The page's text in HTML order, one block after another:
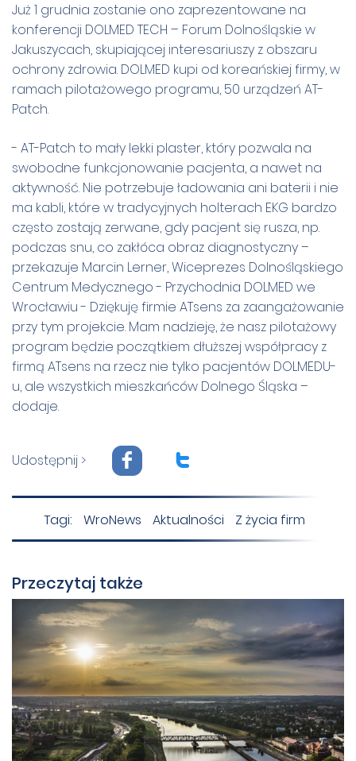
Już 1 grudnia zostanie ono zaprezentowane na
konferencji DOLMED TECH – Forum Dolnośląskie w
Jakuszycach, skupiającej interesariuszy z obszaru
ochrony zdrowia. DOLMED kupi od koreańskiej firmy, w
ramach pilotażowego programu, 50 urządzeń AT-
Patch.
- AT-Patch to mały lekki plaster, który pozwala na
swobodne funkcjonowanie pacjenta, a nawet na
aktywność. Nie potrzebuje ładowania ani baterii i nie
ma kabli, które w tradycyjnych holterach EKG bardzo
często zostają zerwane, gdy pacjent się rusza, np.
podczas snu, co zakłóca obraz diagnostyczny –
przekazuje Marcin Lerner, Wiceprezes Dolnośląskiego
Centrum Medycznego - Przychodnia DOLMED we
Wrocławiu - Dziękuję firmie ATsens za zaangażowanie
przy tym projekcie. Mam nadzieję, że nasz pilotażowy
program będzie początkiem dłuższej współpracy z
firmą ATsens na rzecz nie tylko pacjentów DOLMEDU-
u, ale wszystkich mieszkańców Dolnego Śląska –
dodaje.
Udostępnij > F T
Tagi: WroNews Aktualności Z życia firm
Przeczytaj także